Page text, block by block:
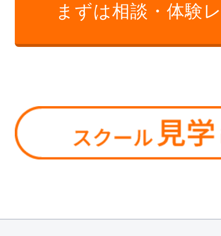
まずは相談・体験